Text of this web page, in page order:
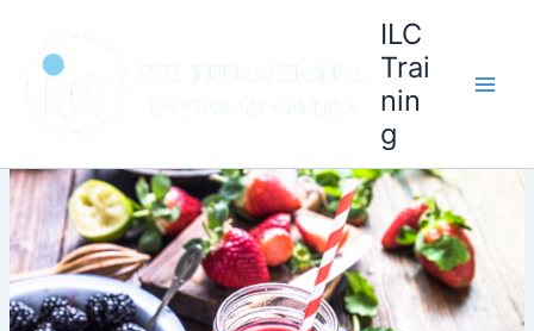
content
ILC
Trai
nin
g